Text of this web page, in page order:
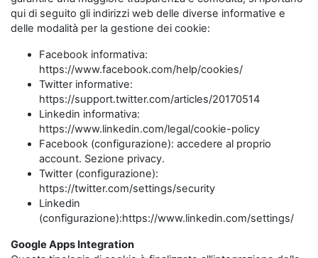
qui di seguito gli indirizzi web delle diverse informative e
delle modalità per la gestione dei cookie:
Facebook informativa:
https://www.facebook.com/help/cookies/
Twitter informative:
https://support.twitter.com/articles/20170514
Linkedin informativa:
https://www.linkedin.com/legal/cookie-policy
Facebook (configurazione): accedere al proprio
account. Sezione privacy.
Twitter (configurazione):
https://twitter.com/settings/security
Linkedin
(configurazione):https://www.linkedin.com/settings/
Google Apps Integration